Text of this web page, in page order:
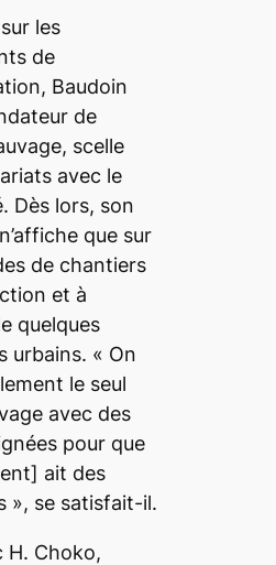
les
de
Baudoin
de
scelle
avec le
Dès lors, son
que sur
de chantiers
et à
quelques
urbains. « On
le seul
avec des
pour que
ait des
», se satisfait-il.
H. Choko,